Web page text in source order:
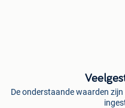
De onderstaande waarden